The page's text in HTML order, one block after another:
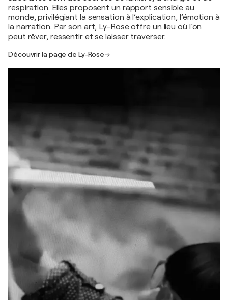
respiration. Elles proposent un rapport sensible au
monde, privilégiant la sensation à l’explication, l’émotion à
la narration. Par son art, Ly-Rose offre un lieu où l’on
peut rêver, ressentir et se laisser traverser.
Découvrir la page de Ly-Rose